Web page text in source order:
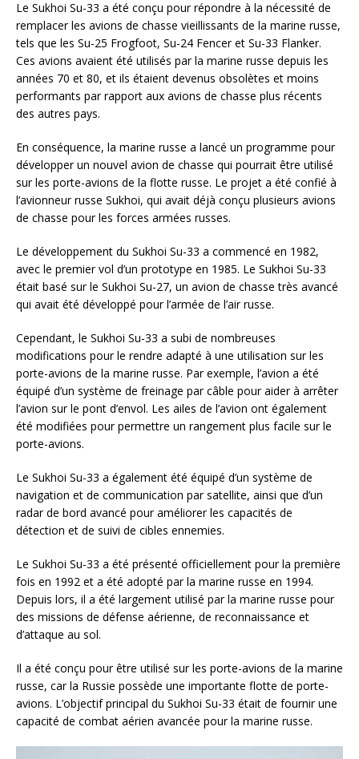
Le Sukhoi Su-33 a été conçu pour répondre à la nécessité de
remplacer les avions de chasse vieillissants de la marine russe,
tels que les Su-25 Frogfoot, Su-24 Fencer et Su-33 Flanker.
Ces avions avaient été utilisés par la marine russe depuis les
années 70 et 80, et ils étaient devenus obsolètes et moins
performants par rapport aux avions de chasse plus récents
des autres pays.
En conséquence, la marine russe a lancé un programme pour
développer un nouvel avion de chasse qui pourrait être utilisé
sur les porte-avions de la flotte russe. Le projet a été confié à
l’avionneur russe Sukhoi, qui avait déjà conçu plusieurs avions
de chasse pour les forces armées russes.
Le développement du Sukhoi Su-33 a commencé en 1982,
avec le premier vol d’un prototype en 1985. Le Sukhoi Su-33
était basé sur le Sukhoi Su-27, un avion de chasse très avancé
qui avait été développé pour l’armée de l’air russe.
Cependant, le Sukhoi Su-33 a subi de nombreuses
modifications pour le rendre adapté à une utilisation sur les
porte-avions de la marine russe. Par exemple, l’avion a été
équipé d’un système de freinage par câble pour aider à arrêter
l’avion sur le pont d’envol. Les ailes de l’avion ont également
été modifiées pour permettre un rangement plus facile sur le
porte-avions.
Le Sukhoi Su-33 a également été équipé d’un système de
navigation et de communication par satellite, ainsi que d’un
radar de bord avancé pour améliorer les capacités de
détection et de suivi de cibles ennemies.
Le Sukhoi Su-33 a été présenté officiellement pour la première
fois en 1992 et a été adopté par la marine russe en 1994.
Depuis lors, il a été largement utilisé par la marine russe pour
des missions de défense aérienne, de reconnaissance et
d’attaque au sol.
Il a été conçu pour être utilisé sur les porte-avions de la marine
russe, car la Russie possède une importante flotte de porte-
avions. L’objectif principal du Sukhoi Su-33 était de fournir une
capacité de combat aérien avancée pour la marine russe.